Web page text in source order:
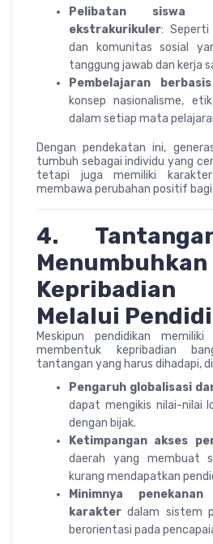
Pelibatan siswa
ekstrakurikuler: Seperti
dan komunitas sosial
tanggung jawab dan kerja
Pembelajaran
konsep nasionalisme,
dalam setiap mata
Dengan pendekatan ini,
tumbuh sebagai individu yang
tetapi juga memiliki
membawa perubahan positif bagi
4.
Menumbuhkan
Melalui
Meskipun pendidikan
membentuk kepribadian
tantangan yang harus dihadapi,
Pengaruh globalisasi
dapat mengikis nilai-nilai
dengan bijak.
Ketimpangan akses
daerah yang membuat
kurang mendapatkan
Minimnya
karakter dalam sistem
berorientasi pada